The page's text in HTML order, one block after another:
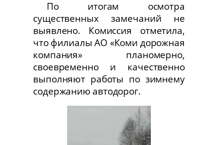
По итогам осмотра
существенных замечаний не
выявлено. Комиссия отметила,
что филиалы АО «Коми дорожная
компания» планомерно,
своевременно и качественно
выполняют работы по зимнему
содержанию автодорог.